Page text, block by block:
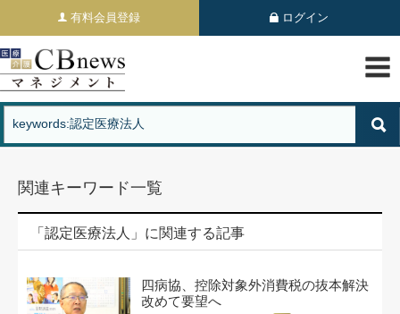
有料会員登録 ログイン
関連キーワード一覧
「認定医療法人」に関連する記事
四病協、控除対象外消費税の抜本解決
改めて要望へ